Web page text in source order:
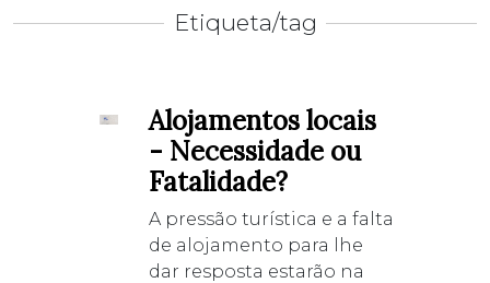
Etiqueta/tag
Alojamentos locais
- Necessidade ou
Fatalidade?
A pressão turística e a falta
de alojamento para lhe
dar resposta estarão na